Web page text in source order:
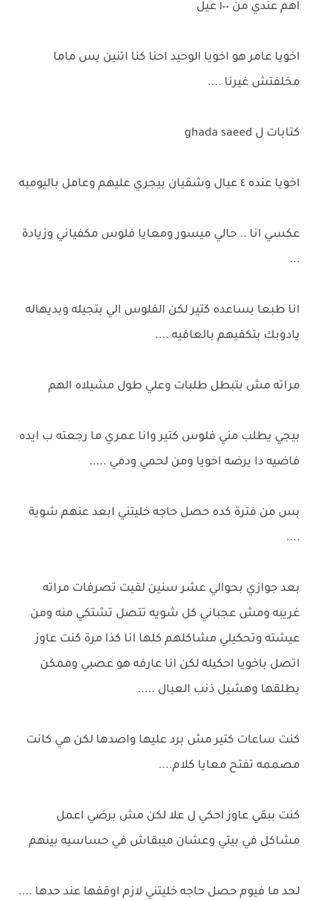
اهم عندي من ١٠٠ عيل
اخويا عامر هو اخويا الوحيد احنا كنا اتنين بس ماما
مخلفتش غيرنا ....
كتابات ل ghada saeed
اخويا عنده ٤ عيال وشقيان بيجري عليهم وعامل باليوميه
عكسي انا .. حالي ميسور ومعايا فلوس مكفياني وزيادة
...
انا طبعا بساعده كتير لكن الفلوس الي بتجيله وبديهاله
يادوبك بتكفيهم بالعافيه ....
مراته مش بتبطل طلبات وعلي طول مشيلاه الهم
بيجي يطلب مني فلوس كتير وانا عمري ما رجعته ب ايده
فاضيه دا برضه اخويا ومن لحمي ودمي .....
بس من فترة كده حصل حاجه خليتني ابعد عنهم شوية
....
بعد جوازي بحوالي عشر سنين لقيت تصرفات مراته
غريبه ومش عجباني كل شويه تتصل تشتكي منه ومن
عيشته وتحكيلي مشاكلهم كلها انا كذا مرة كنت عاوز
اتصل باخويا احكيله لكن انا عارفه هو عصبي وممكن
يطلقها وهشيل ذنب العيال .....
كنت ساعات كتير مش برد عليها واصدها لكن هي كانت
مصممه تفتح معايا كلام....
كنت ببقي عاوز احكي ل علا لكن مش برضي اعمل
مشاكل في بيتي وعشان ميبقاش في حساسيه بينهم
لحد ما فيوم حصل حاجه خليتني لازم اوقفها عند حدها ....